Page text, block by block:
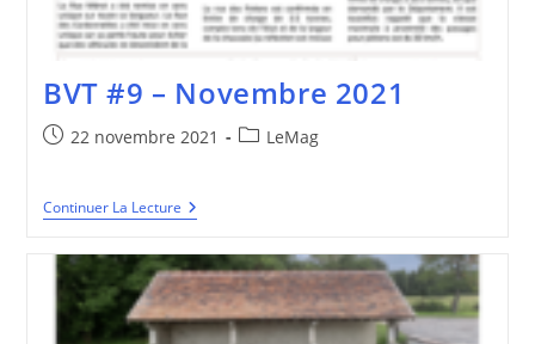
BVT #9 – Novembre 2021
Publication
22 novembre 2021
PostLeMag
Continuer La LectureBVT
#9
Novembre
2021